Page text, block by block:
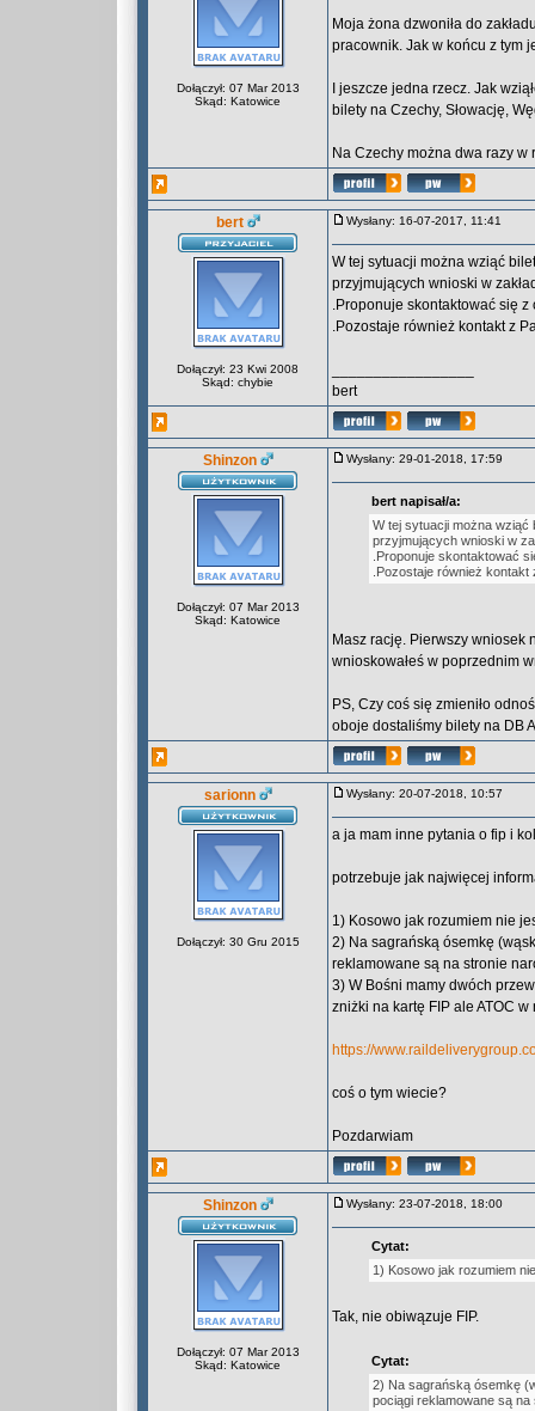
Dołączył: 07 Mar 2013
Skąd: Katowice
Moja żona dzwoniła do
pracownik. Jak w końcu z tym
I jeszcze jedna rzecz. Jak
bilety na Czechy, Słowację,
Na Czechy można dwa razy w
bert
Dołączył: 23 Kwi 2008
Skąd: chybie
Wysłany: 16-07-2017, 11:41
W tej sytuacji można wziąć
przyjmujących wnioski w
.Proponuje skontaktować się z
.Pozostaje również kontakt z
bert
Shinzon
Dołączył: 07 Mar 2013
Skąd: Katowice
Wysłany: 29-01-2018, 17:59
bert napisał/a:
W tej sytuacji można wziąć
przyjmujących wnioski w
.Proponuje skontaktować
.Pozostaje również
Masz rację. Pierwszy wniosek
wnioskowałeś w poprzednim
PS, Czy coś się zmieniło
oboje dostaliśmy bilety na DB
sarionn
Dołączył: 30 Gru 2015
Wysłany: 20-07-2018, 10:57
a ja mam inne pytania o fip i
potrzebuje jak najwięcej
1) Kosowo jak rozumiem nie
2) Na sagrańską ósemkę
reklamowane są na stronie
3) W Bośni mamy dwóch
zniżki na kartę FIP ale ATOC
https://
coś o tym wiecie?
Pozdarwiam
Shinzon
Dołączył: 07 Mar 2013
Skąd: Katowice
Wysłany: 23-07-2018, 18:00
Cytat:
1) Kosowo jak rozumiem
Tak, nie obiwązuje FIP.
Cytat:
2) Na sagrańską ósemkę
pociągi reklamowane są